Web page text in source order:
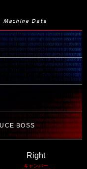
Machine Data
BOSS
Right
キャンバー